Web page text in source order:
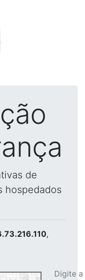
de
hospedados
,
Digite